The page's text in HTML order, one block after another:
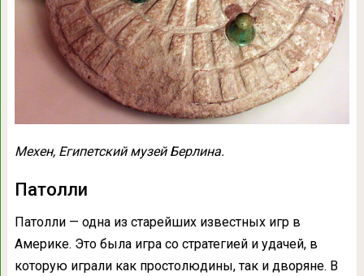
Мехен, Египетский музей Берлина.
Патолли
Патолли — одна из старейших известных игр в
Америке. Это была игра со стратегией и удачей, в
которую играли как простолюдины, так и дворяне. В